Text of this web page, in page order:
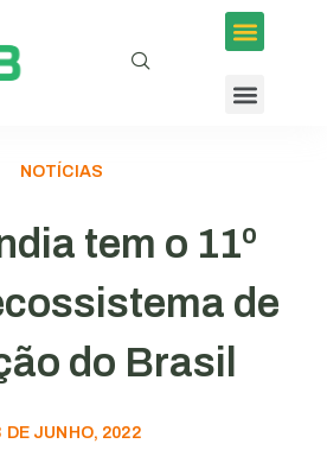
NOTÍCIAS
tem o 11º
de
do Brasil
DE JUNHO, 2022